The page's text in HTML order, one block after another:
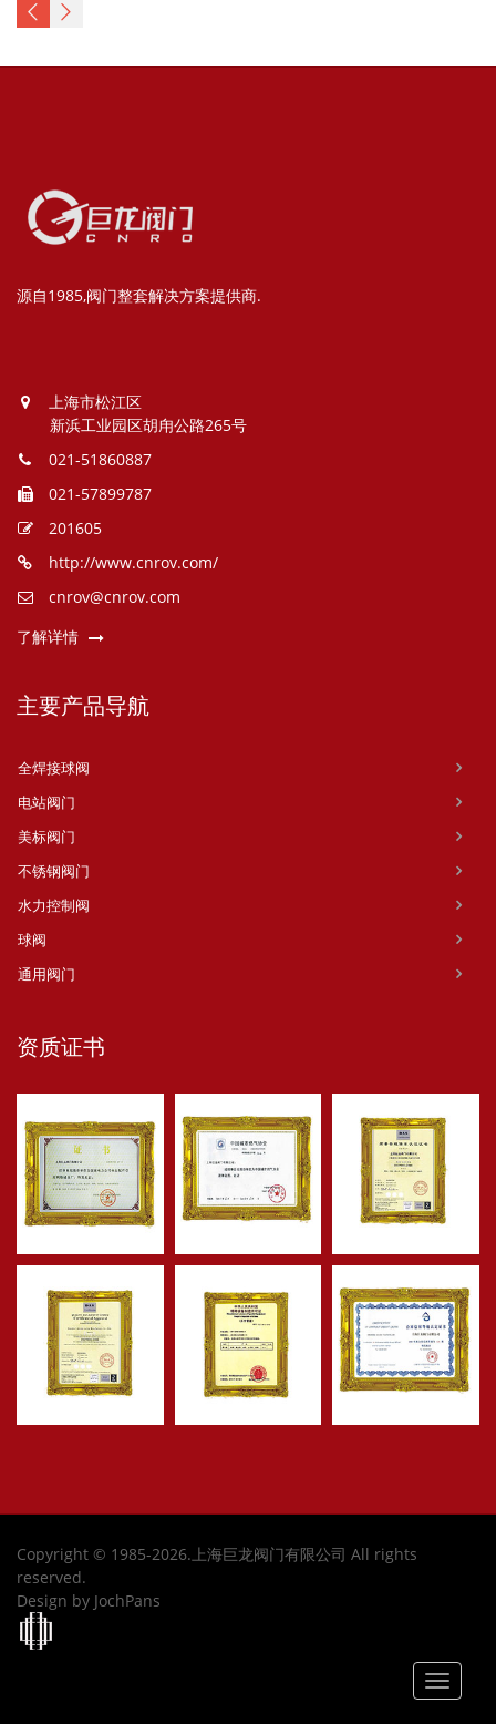
源自1985,阀门整套解决方案提供商.
上海市松江区
新浜工业园区胡甪公路265号
021-51860887
021-57899787
201605
http://www.cnrov.com/
cnrov@cnrov.com
了解详情
主要产品导航
全焊接球阀
电站阀门
美标阀门
不锈钢阀门
水力控制阀
球阀
通用阀门
资质证书
Copyright © 1985-2026.上海巨龙阀门有限公司 All rights
reserved.
Design by JochPans
Toggle